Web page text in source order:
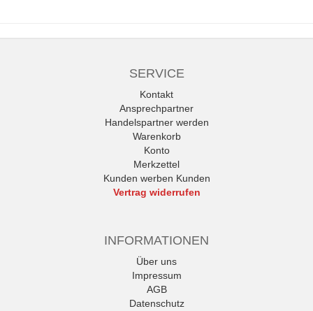
SERVICE
Kontakt
Ansprechpartner
Handelspartner werden
Warenkorb
Konto
Merkzettel
Kunden werben Kunden
Vertrag widerrufen
INFORMATIONEN
Über uns
Impressum
AGB
Datenschutz